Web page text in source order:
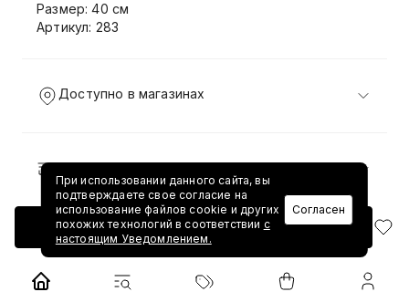
Добавить в корзину
Размер: 40 см
Артикул: 283
Доступно в магазинах
Доставка и возврат
При использовании данного сайта, вы
подтверждаете свое согласие на
использование файлов cookie и других
похожих технологий в соответствии с
настоящим Уведомлением.
Согласен